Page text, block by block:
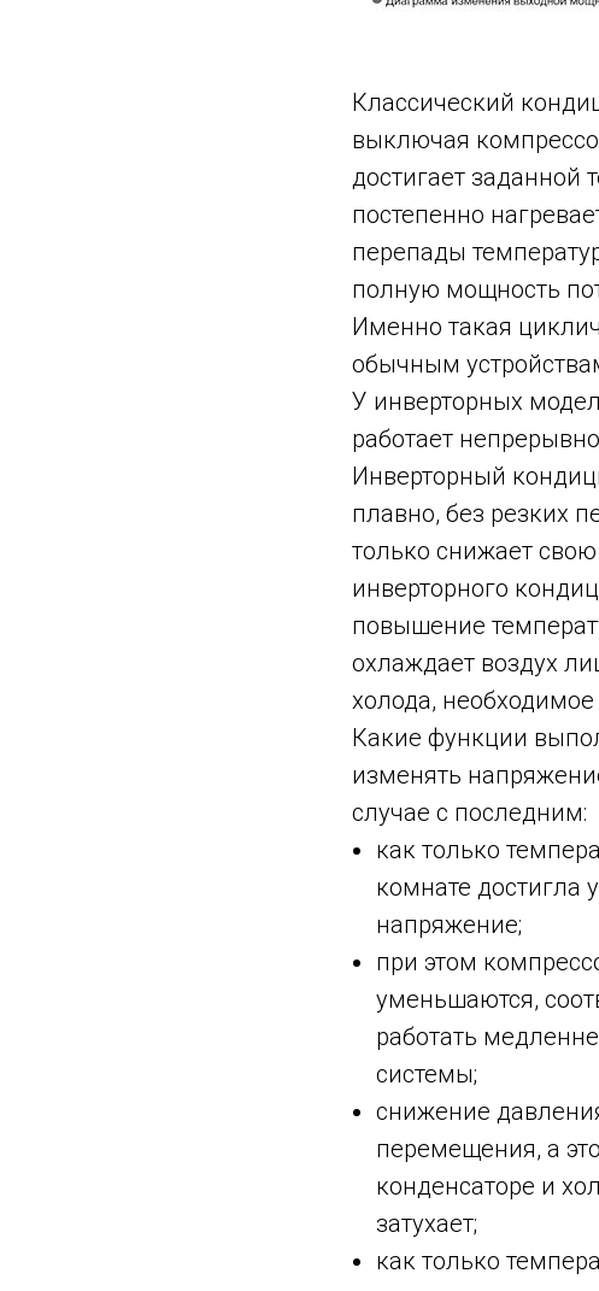
Классический
выключая
достигает
постепенно
перепады
полную мощность
Именно такая
обычным
У инверторных
работает
Инверторный
плавно, без резких
только снижает
инверторного
повышение
охлаждает воздух
холода,
Какие функции
изменять
случае с последним:
как только
комнате достигла
напряжение;
при этом
уменьшаются,
работать
системы;
снижение
перемещения, а
конденсаторе и
затухает;
как только